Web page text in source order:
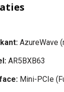
AzureWave
AR5BXB63
Mini-PCIe